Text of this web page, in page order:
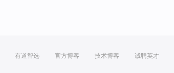
有道智选 官方博客 技术博客 诚聘英才